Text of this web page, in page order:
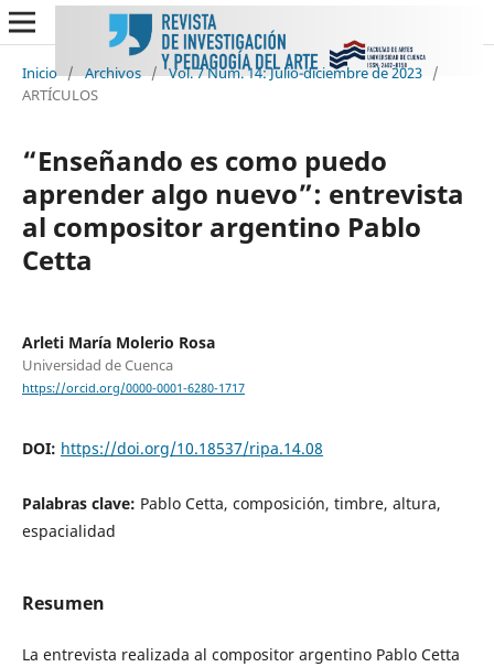
Inicio / Archivos / Vol. 7 Núm. 14: Julio-diciembre de 2023 /
ARTÍCULOS
“Enseñando es como puedo
aprender algo nuevo”: entrevista
al compositor argentino Pablo
Cetta
Arleti María Molerio Rosa
Universidad de Cuenca
https://orcid.org/0000-0001-6280-1717
DOI: https://doi.org/10.18537/ripa.14.08
Palabras clave: Pablo Cetta, composición, timbre, altura,
espacialidad
Resumen
La entrevista realizada al compositor argentino Pablo Cetta